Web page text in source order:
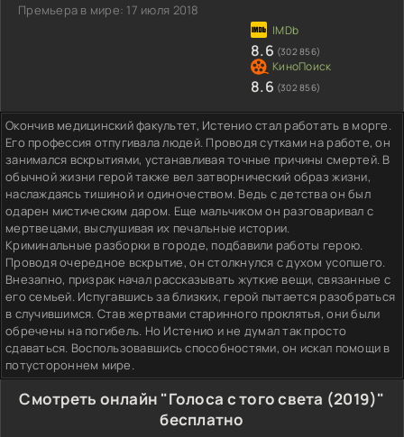
Премьера в мире: 17 июля 2018
8.6 (302 856)
8.6 (302 856)
Окончив медицинский факультет, Истенио стал работать в морге.
Его профессия отпугивала людей. Проводя сутками на работе, он
занимался вскрытиями, устанавливая точные причины смертей. В
обычной жизни герой также вел затворнический образ жизни,
наслаждаясь тишиной и одиночеством. Ведь с детства он был
одарен мистическим даром. Еще мальчиком он разговаривал с
мертвецами, выслушивая их печальные истории.
Криминальные разборки в городе, подбавили работы герою.
Проводя очередное вскрытие, он столкнулся с духом усопшего.
Внезапно, призрак начал рассказывать жуткие вещи, связанные с
его семьей. Испугавшись за близких, герой пытается разобраться
в случившимся. Став жертвами старинного проклятья, они были
обречены на погибель. Но Истенио и не думал так просто
сдаваться. Воспользовавшись способностями, он искал помощи в
потустороннем мире.
Смотреть онлайн "Голоса с того света (2019)"
бесплатно